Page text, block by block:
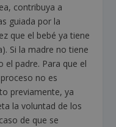
contribuya a
guiada por la
que el bebé ya tiene
Si la madre no tiene
el padre. Para que el
no es
previamente, ya
la voluntad de los
de que se